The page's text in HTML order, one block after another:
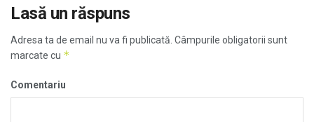
Lasă un răspuns
Adresa ta de email nu va fi publicată. Câmpurile obligatorii sunt
marcate cu *
Comentariu